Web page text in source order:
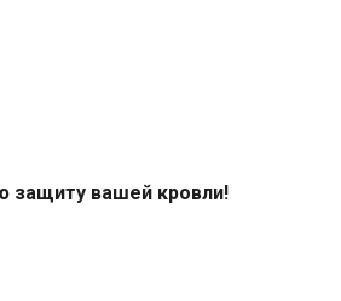
защиту вашей кровли!